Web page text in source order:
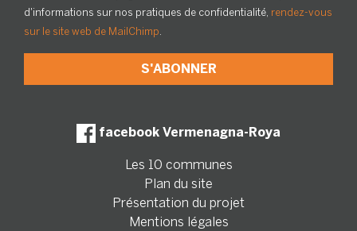
d'informations sur nos pratiques de confidentialité, rendez-vous
sur le site web de MailChimp
facebook Vermenagna-Roya
Les 10 communes
Plan du site
Présentation du projet
Mentions légales